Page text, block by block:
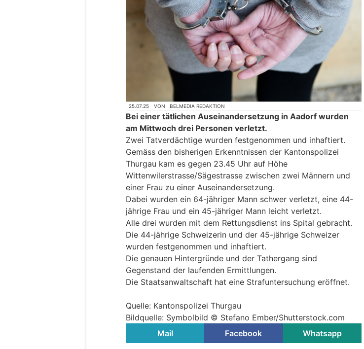
25.07.25 VON BELMEDIA REDAKTION
Bei einer tätlichen Auseinandersetzung in Aadorf wurden
am Mittwoch drei Personen verletzt.
Zwei Tatverdächtige wurden festgenommen und inhaftiert.
Gemäss den bisherigen Erkenntnissen der Kantonspolizei
Thurgau kam es gegen 23.45 Uhr auf Höhe
Wittenwilerstrasse/Sägestrasse zwischen zwei Männern und
einer Frau zu einer Auseinandersetzung.
Dabei wurden ein 64-jähriger Mann schwer verletzt, eine 44-
jährige Frau und ein 45-jähriger Mann leicht verletzt.
Alle drei wurden mit dem Rettungsdienst ins Spital gebracht.
Die 44-jährige Schweizerin und der 45-jährige Schweizer
wurden festgenommen und inhaftiert.
Die genauen Hintergründe und der Tathergang sind
Gegenstand der laufenden Ermittlungen.
Die Staatsanwaltschaft hat eine Strafuntersuchung eröffnet.
Quelle: Kantonspolizei Thurgau
Bildquelle: Symbolbild © Stefano Ember/Shutterstock.com
Mail
Facebook Whatsapp